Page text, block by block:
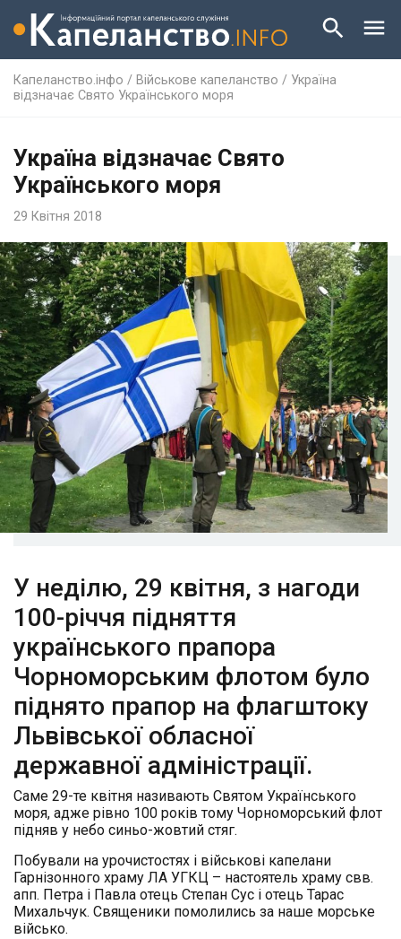
Капеланство.інфо / Військове капеланство / Україна
відзначає Свято Українського моря
Україна відзначає Свято
Українського моря
29 Квітня 2018
У неділю, 29 квітня, з нагоди
100-річчя підняття
українського прапора
Чорноморським флотом було
піднято прапор на флагштоку
Львівської обласної
державної адміністрації.
Саме 29-те квітня називають Святом Українського
моря, адже рівно 100 років тому Чорноморський флот
підняв у небо синьо-жовтий стяг.
Побували на урочистостях і військові капелани
Гарнізонного храму ЛА УГКЦ – настоятель храму свв.
апп. Петра і Павла отець Степан Сус і отець Тарас
Михальчук. Священики помолились за наше морське
військо.